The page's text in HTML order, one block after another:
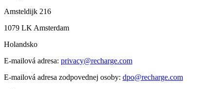
Amsteldijk 216
1079 LK Amsterdam
Holandsko
E-mailová adresa: privacy@recharge.com
E-mailová adresa zodpovednej osoby: dpo@recharge.com